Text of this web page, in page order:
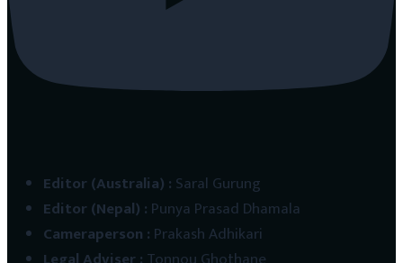
Editor (Australia) : Saral Gurung
Editor (Nepal) : Punya Prasad Dhamala
Cameraperson : Prakash Adhikari